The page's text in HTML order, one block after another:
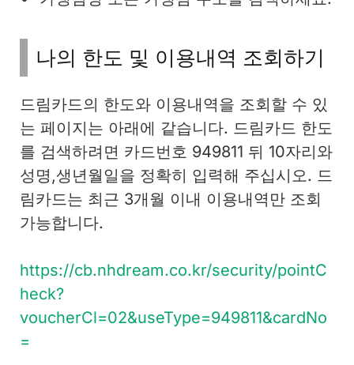
나의 한도 및 이용내역 조회하기
드림카드의 한도와 이용내역을 조회할 수 있
는 페이지는 아래에 같습니다. 드림카드 한도
를 검색하려면 카드번호 949811 뒤 10자리와
성명,생년월일을 정확히 입력해 주십시오. 드
림카드는 최근 3개월 이내 이용내역만 조회
가능합니다.
https://cb.nhdream.co.kr/security/pointC
heck?
voucherCl=02&useType=949811&cardNo
=